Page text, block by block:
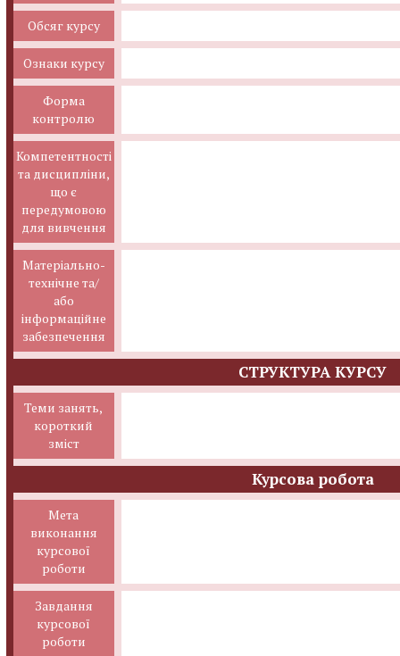
Обсяг курсу
Ознаки курсу
Форма
контролю
Компетентності
та дисципліни,
що є
передумовою
для вивчення
Матеріально-
технічне та/
або
інформаційне
забезпечення
СТРУКТУРА КУРСУ
Теми занять,
короткий
зміст
Курсова робота
Мета
виконання
курсової
роботи
Завдання
курсової
роботи